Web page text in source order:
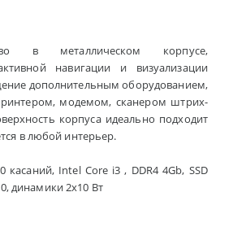
в металлическом корпусе,
навигации и визуализации
дополнительным оборудованием,
модемом, сканером штрих-
корпуса идеально подходит
в любой интерьер.
касаний, Intel Core i3 , DDR4 4Gb, SSD
динамики 2х10 Вт